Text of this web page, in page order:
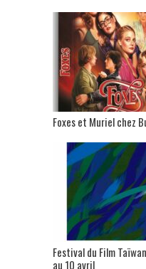
Foxes et Muriel chez
Festival du Film
au 10 avril